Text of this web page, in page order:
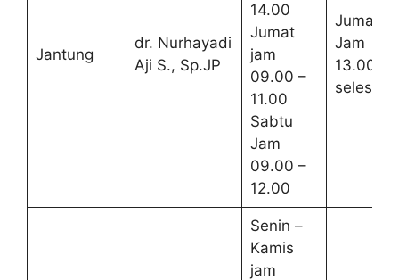
Jantung
dr. Nurhayadi
Aji S., Sp.JP
14.00
Jumat
jam
09.00 –
11.00
Sabtu
Jam
09.00 –
12.00
Jumat
Jam
13.00 –
selesai
Senin –
Kamis
jam